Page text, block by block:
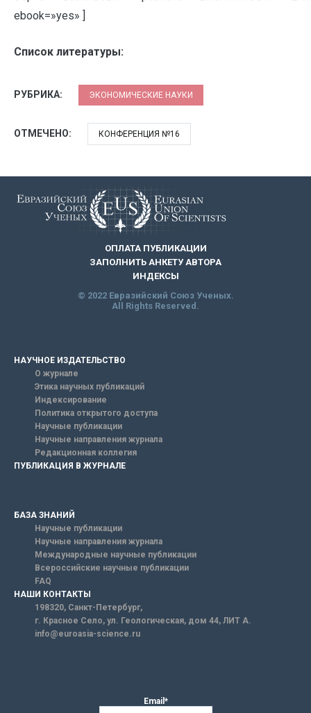
ebook=»yes» ]
Список литературы:
РУБРИКА: ЭКОНОМИЧЕСКИЕ НАУКИ
ОТМЕЧЕНО: КОНФЕРЕНЦИЯ №16
ОПЛАТА ПУБЛИКАЦИИ
ЗАПОЛНИТЬ АНКЕТУ АВТОРА
ИНДЕКСЫ
© 2022 Евразийский Союз Ученых.
All Rights Reserved.
НАУЧНОЕ ИЗДАТЕЛЬСТВО
О журнале
Этика научных публикаций
Индексирование
Политика открытого доступа
Научные публикации
Научные направления журнала
Редакционная коллегия
ПУБЛИКАЦИЯ В ЖУРНАЛЕ
БАЗА ЗНАНИЙ
Научные публикации
Научные направления журнала
Международные научные публикации
Всероссийские научные публикации
FAQ
НАШИ КОНТАКТЫ
198320, Санкт-Петербург,
г. Красное Село, ул. Геологическая, дом 44, ЛИТ А.
info@euroasia-science.ru
Email*